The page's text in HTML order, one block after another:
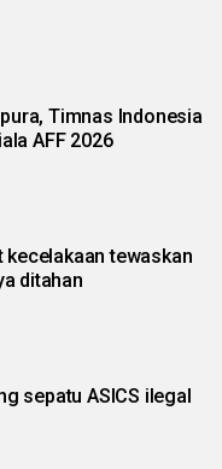
Timnas Indonesia
AFF 2026
tewaskan
ditahan
sepatu ASICS ilegal